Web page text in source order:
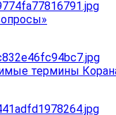
термины